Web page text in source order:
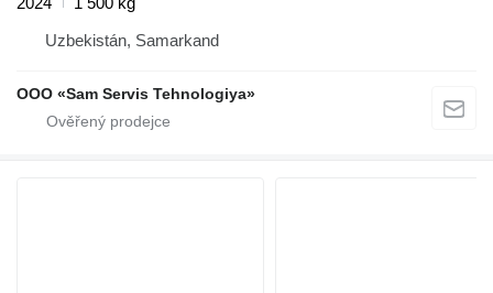
Uzbekistán, Samarkand
OOO «Sam Servis Tehnologiya»